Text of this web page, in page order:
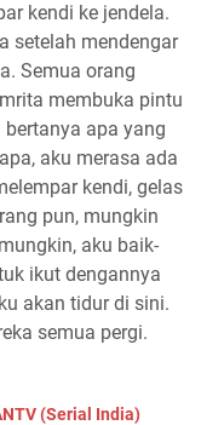
kendi ke jendela.
setelah mendengar
Semua orang
membuka pintu
apa yang
aku merasa ada
kendi, gelas
pun, mungkin
aku baik-
ikut dengannya
akan tidur di sini.
semua pergi.
(Serial India)